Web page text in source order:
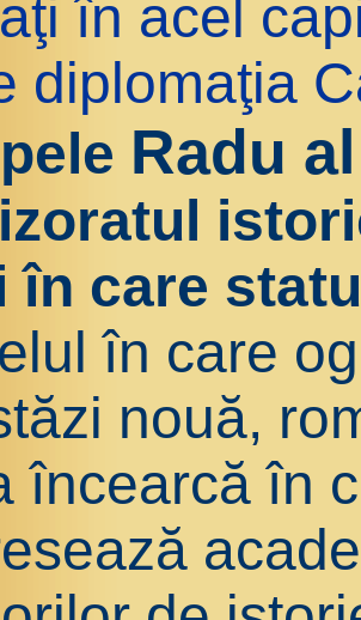
în acel
diplomaţia
Radu
în care
în care
nouă,
încearcă în